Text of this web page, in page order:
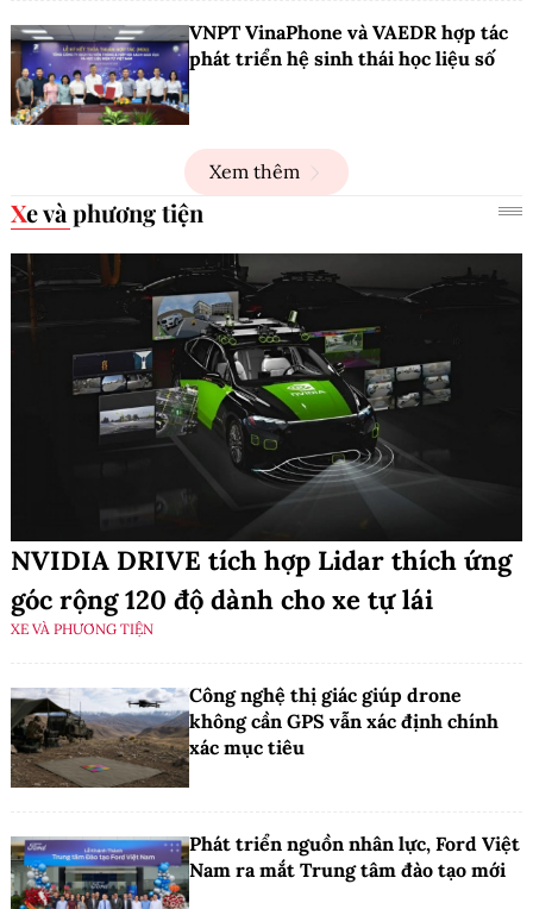
VNPT VinaPhone và VAEDR hợp tác
phát triển hệ sinh thái học liệu số
Xem thêm
Xe và phương tiện
NVIDIA DRIVE tích hợp Lidar thích ứng
góc rộng 120 độ dành cho xe tự lái
XE VÀ PHƯƠNG TIỆN
Công nghệ thị giác giúp drone
không cần GPS vẫn xác định chính
xác mục tiêu
Phát triển nguồn nhân lực, Ford Việt
Nam ra mắt Trung tâm đào tạo mới